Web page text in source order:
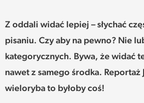
SŁOWO
FELIETONY
TEKSTY Z MIESIĘCZNIKA
Z oddali widać lepiej – słychać
pisaniu. Czy aby na pewno? Nie
kategorycznych. Bywa, że widać
nawet z samego środka. Reportaż
wieloryba to byłoby coś!